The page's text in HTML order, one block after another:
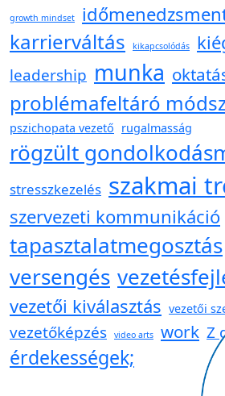
growth mindset
karrierváltás kikapcsolódás
leadership munka
problémafeltáró
pszichopata vezető rugalmasság
rögzült
stresszkezelés szakmai
szervezeti kommunikáció
tapasztalatmegosztás
versengés
vezetői kiválasztás vezetői
vezetőképzés video arts work Z
érdekességek;